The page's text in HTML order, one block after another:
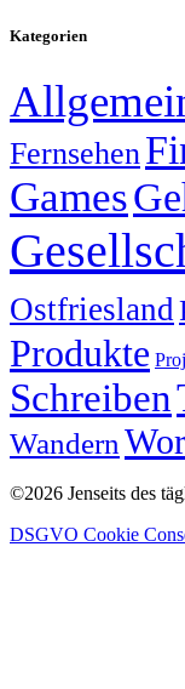
Kategorien
Fernsehen
Games
Ostfriesland
Produkte
Schreiben
Wandern
©2026 Jenseits des
DSGVO Cookie